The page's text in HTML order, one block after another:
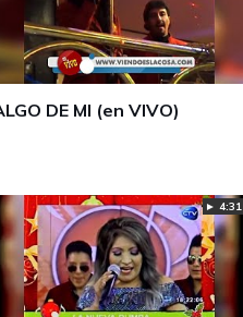
DE MI (en VIVO)
► 4:31